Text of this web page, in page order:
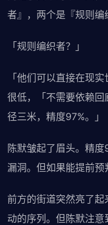
者』，两个是『规则编
「规则编织者？」
「他们可以直接在现
很低，「不需要依赖
径三米，精度97%。」
陈默皱起了眉头。精
漏洞。但如果能提前
前方的街道突然亮了
动的序列。但陈默注